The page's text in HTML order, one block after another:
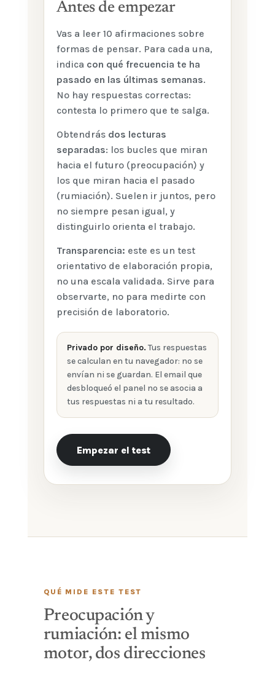
Antes de empezar
Vas a leer 10 afirmaciones sobre
formas de pensar. Para cada una,
indica con qué frecuencia te ha
pasado en las últimas semanas.
No hay respuestas correctas:
contesta lo primero que te salga.
Obtendrás dos lecturas
separadas: los bucles que miran
hacia el futuro (preocupación) y
los que miran hacia el pasado
(rumiación). Suelen ir juntos, pero
no siempre pesan igual, y
distinguirlo orienta el trabajo.
Transparencia: este es un test
orientativo de elaboración propia,
no una escala validada. Sirve para
observarte, no para medirte con
precisión de laboratorio.
Privado por diseño. Tus respuestas
se calculan en tu navegador: no se
envían ni se guardan. El email que
desbloqueó el panel no se asocia a
tus respuestas ni a tu resultado.
Empezar el test
QUÉ MIDE ESTE TEST
Preocupación y
rumiación: el mismo
motor, dos direcciones